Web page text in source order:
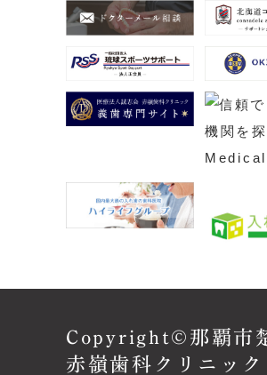
Copyright©那覇市
赤嶺歯科クリニック